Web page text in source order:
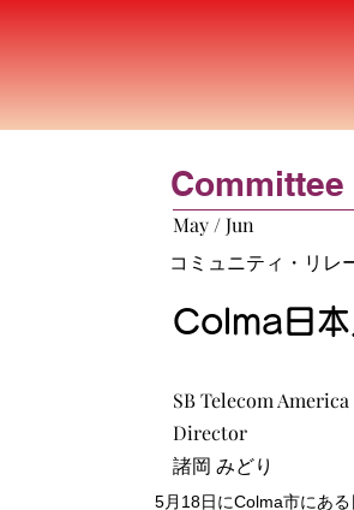
Committee
May / Jun
コミュニティ・リレ
Colma日本
SB Telecom
Director
諸岡 みどり
5月18日にColma市にあ